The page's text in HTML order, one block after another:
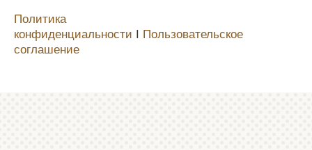
Политика
конфиденциальности Ι Пользовательское
соглашение